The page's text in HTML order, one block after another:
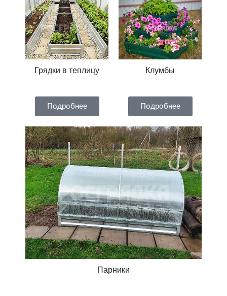
Грядки в теплицу
Подробнее
Клумбы
Подробнее
Парники